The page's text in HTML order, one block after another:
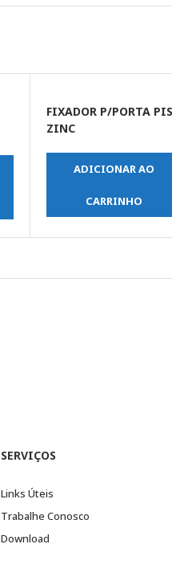
FIXADOR P/PORTA
ZINC
ADICIONAR AO
CARRINHO
SERVIÇOS
Links Úteis
Trabalhe Conosco
Download